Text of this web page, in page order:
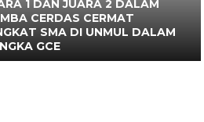
1 DAN JUARA 2 DALAM
CERDAS CERMAT
SMA DI UNMUL DALAM
GCE